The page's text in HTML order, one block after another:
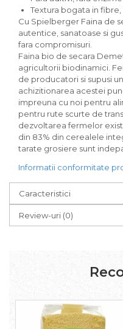
Paste bio fara gluten
Paste bio integrale
Paste bio pentru copii
Paste fainoase bio
Pateu, sosuri si conserve
Conserve de peste bio
Crenvursti si pateu din
Pateu bio si creme vegetale
Sosuri bio
Produse din tomate
Ketchup bio
Sucuri si bauturi bio
Lapte bio si bauturi vegetale
Sirop bio
Uleiuri, grasimi si otet
Grasimi bio
Textura bogata in
Cu Spielberger Faina de
autentice, sanatoase si
fara compromisuri.
Faina bio de secara
agricultorii biodinamici.
de producatori si supusi
achizitionarea acestei
impreuna cu noi pentru
pentru rute scurte de
dezvoltarea fermelor
din 83% din cerealele
tarate grosiere sunt
Informatii conformitate
Caracteristici
Review-uri (0)